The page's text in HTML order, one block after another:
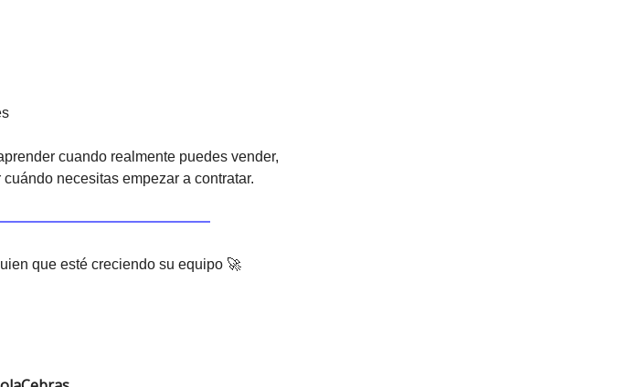
cuando realmente puedes vender,
necesitas empezar a contratar.
que esté creciendo su equipo 🚀